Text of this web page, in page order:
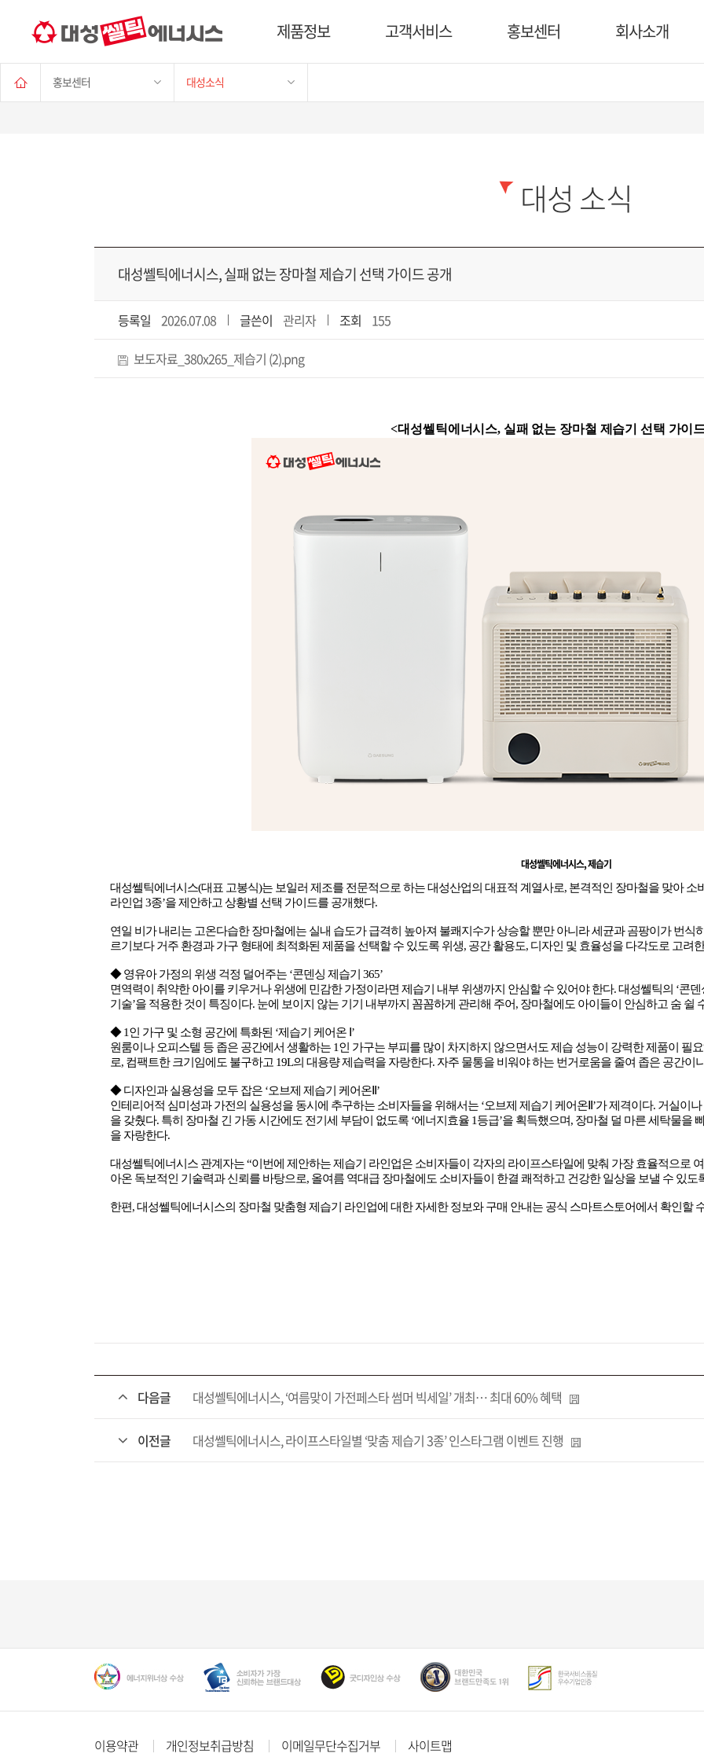
제품정보 고객서비스 홍보센터 회사소개
홍보센터 대성소식
대성 소식
대성쎌틱에너시스, 실패 없는 장마철 제습기 선택 가이드 공개
등록일 2026.07.08 글쓴이 관리자 조회 155
보도자료_380x265_제습기 (2).png
<대성쎌틱에너시스, 실패 없는 장마철 제습기 선택 가이
대성쎌틱에너시스,제습기
대성쎌틱에너시스(대표 고봉식)는 보일러 제조를 전문적으로 하는 대성산업의 대표적 계열사로, 본격적인 장마철을 맞아 소
라인업 3종’을 제안하고 상황별 선택 가이드를 공개했다.
연일 비가 내리는 고온다습한 장마철에는 실내 습도가 급격히 높아져 불쾌지수가 상승할 뿐만 아니라 세균과 곰팡이가 번식
르기보다 거주 환경과 가구 형태에 최적화된 제품을 선택할 수 있도록 위생, 공간 활용도, 디자인 및 효율성을 다각도로 고려
◆ 영유아 가정의 위생 걱정 덜어주는 ‘콘덴싱 제습기 365’
면역력이 취약한 아이를 키우거나 위생에 민감한 가정이라면 제습기 내부 위생까지 안심할 수 있어야 한다.대성쎌틱의 ‘콘덴
기술’을 적용한 것이 특징이다. 눈에 보이지 않는 기기 내부까지 꼼꼼하게 관리해 주어, 장마철에도 아이들이 안심하고 숨 쉴
◆1인 가구 및 소형 공간에 특화된 ‘제습기 케어온 Ⅰ’
원룸이나 오피스텔 등 좁은 공간에서 생활하는 1인 가구는 부피를 많이 차지하지 않으면서도 제습 성능이 강력한 제품이 필
로, 컴팩트한 크기임에도 불구하고 19L의 대용량 제습력을 자랑한다. 자주 물통을 비워야 하는 번거로움을 줄여 좁은 공간이
◆ 디자인과 실용성을 모두 잡은 ‘오브제 제습기 케어온 Ⅱ’
인테리어적 심미성과 가전의 실용성을 동시에 추구하는 소비자들을 위해서는 ‘오브제 제습기 케어온 Ⅱ’가 제격이다. 거실이
을 갖췄다. 특히 장마철 긴 가동 시간에도 전기세 부담이 없도록 ‘에너지효율 1등급’을 획득했으며, 장마철 덜 마른 세탁물을
을 자랑한다.
대성쎌틱에너시스 관계자는“이번에 제안하는 제습기 라인업은 소비자들이 각자의 라이프스타일에 맞춰 가장 효율적으로
아온 독보적인 기술력과 신뢰를 바탕으로, 올여름 역대급 장마철에도 소비자들이 한결 쾌적하고 건강한 일상을 보낼 수 있도
한편,대성쎌틱에너시스의 장마철 맞춤형 제습기 라인업에 대한 자세한 정보와 구매 안내는 공식 스마트스토어에서 확인할
다음글 대성쎌틱에너시스, ‘여름맞이 가전페스타 썸머 빅세일’ 개최… 최대 60% 혜택
이전글 대성쎌틱에너시스, 라이프스타일별 ‘맞춤 제습기 3종’ 인스타그램 이벤트 진행
이용약관 개인정보취급방침 이메일무단수집거부 사이트맵